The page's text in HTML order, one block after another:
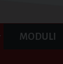
MODULI